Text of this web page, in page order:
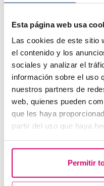
Esta página web usa
Las cookies de este sitio
el contenido y los
sociales y analizar el
información sobre el uso
nuestros partners de
web, quienes pueden
que les haya
partir del uso que haya
Permitir
Quando fare un test di